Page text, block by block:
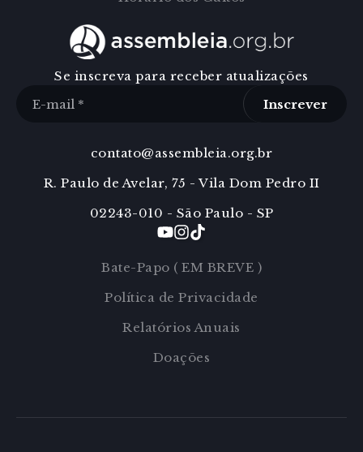
Se inscreva para receber atualizações
Inscrever
contato@assembleia.org.br
R. Paulo de Avelar, 75 - Vila Dom Pedro II
02243-010 - São Paulo - SP
Bate-Papo ( EM BREVE )
Política de Privacidade
Relatórios Anuais
Doações